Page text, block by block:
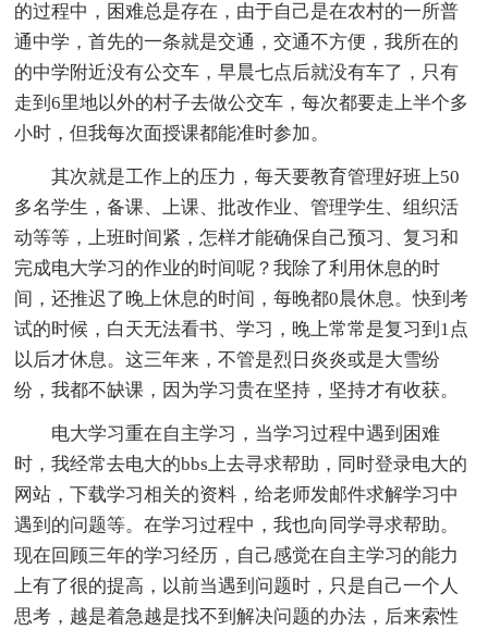
的过程中，困难总是存在，由于自己是在农村的一所普
通中学，首先的一条就是交通，交通不方便，我所在的
的中学附近没有公交车，早晨七点后就没有车了，只有
走到6里地以外的村子去做公交车，每次都要走上半个多
小时，但我每次面授课都能准时参加。
其次就是工作上的压力，每天要教育管理好班上50
多名学生，备课、上课、批改作业、管理学生、组织活
动等等，上班时间紧，怎样才能确保自己预习、复习和
完成电大学习的作业的时间呢？我除了利用休息的时
间，还推迟了晚上休息的时间，每晚都0晨休息。快到考
试的时候，白天无法看书、学习，晚上常常是复习到1点
以后才休息。这三年来，不管是烈日炎炎或是大雪纷
纷，我都不缺课，因为学习贵在坚持，坚持才有收获。
电大学习重在自主学习，当学习过程中遇到困难
时，我经常去电大的bbs上去寻求帮助，同时登录电大的
网站，下载学习相关的资料，给老师发邮件求解学习中
遇到的问题等。在学习过程中，我也向同学寻求帮助。
现在回顾三年的学习经历，自己感觉在自主学习的能力
上有了很的提高，以前当遇到问题时，只是自己一个人
思考，越是着急越是找不到解决问题的办法，后来索性